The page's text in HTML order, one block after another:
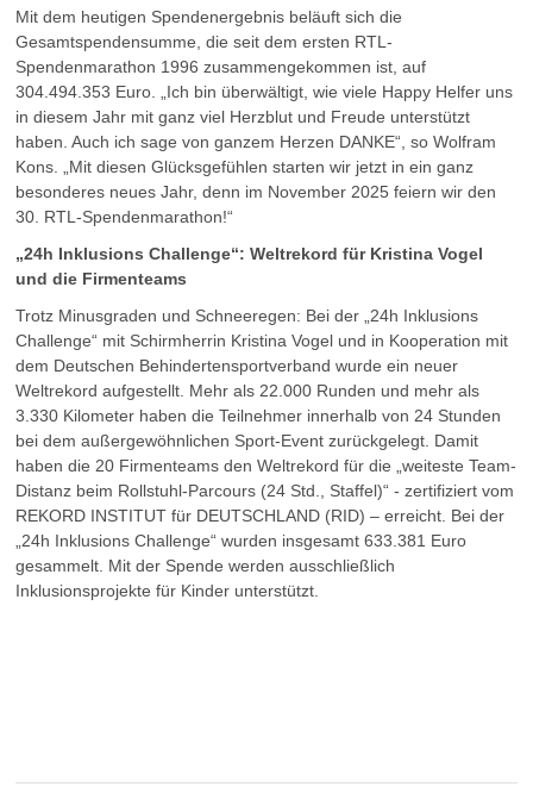
Mit dem heutigen Spendenergebnis beläuft sich die
Gesamtspendensumme, die seit dem ersten RTL-
Spendenmarathon 1996 zusammengekommen ist, auf
304.494.353 Euro. „Ich bin überwältigt, wie viele Happy Helfer uns
in diesem Jahr mit ganz viel Herzblut und Freude unterstützt
haben. Auch ich sage von ganzem Herzen DANKE“, so Wolfram
Kons. „Mit diesen Glücksgefühlen starten wir jetzt in ein ganz
besonderes neues Jahr, denn im November 2025 feiern wir den
30. RTL-Spendenmarathon!“
„24h Inklusions Challenge“: Weltrekord für Kristina Vogel
und die Firmenteams
Trotz Minusgraden und Schneeregen: Bei der „24h Inklusions
Challenge“ mit Schirmherrin Kristina Vogel und in Kooperation mit
dem Deutschen Behindertensportverband wurde ein neuer
Weltrekord aufgestellt. Mehr als 22.000 Runden und mehr als
3.330 Kilometer haben die Teilnehmer innerhalb von 24 Stunden
bei dem außergewöhnlichen Sport-Event zurückgelegt. Damit
haben die 20 Firmenteams den Weltrekord für die „weiteste Team-
Distanz beim Rollstuhl-Parcours (24 Std., Staffel)“ - zertifiziert vom
REKORD INSTITUT für DEUTSCHLAND (RID) – erreicht. Bei der
„24h Inklusions Challenge“ wurden insgesamt 633.381 Euro
gesammelt. Mit der Spende werden ausschließlich
Inklusionsprojekte für Kinder unterstützt.